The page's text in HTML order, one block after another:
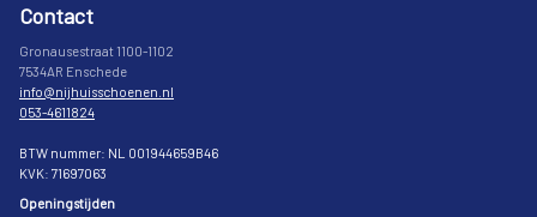
Contact
Gronausestraat 1100-1102
7534AR Enschede
info@nijhuisschoenen.nl
053-4611824
BTW nummer: NL 001944659B46
KVK: 71697063
Openingstijden